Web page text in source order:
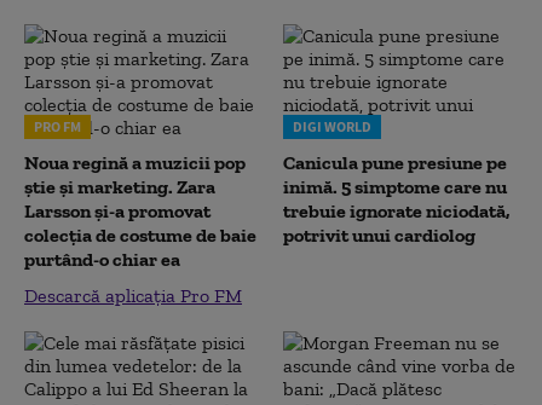
PRO FM
Noua regină a muzicii pop
știe și marketing. Zara
Larsson și-a promovat
colecția de costume de baie
purtând-o chiar ea
Descarcă aplicația Pro FM
DIGI WORLD
Canicula pune presiune pe
inimă. 5 simptome care nu
trebuie ignorate niciodată,
potrivit unui cardiolog